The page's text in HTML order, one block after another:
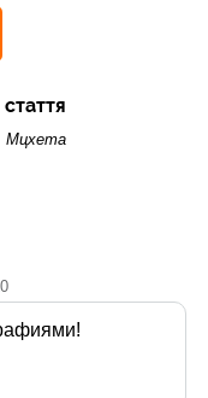
Мцхета